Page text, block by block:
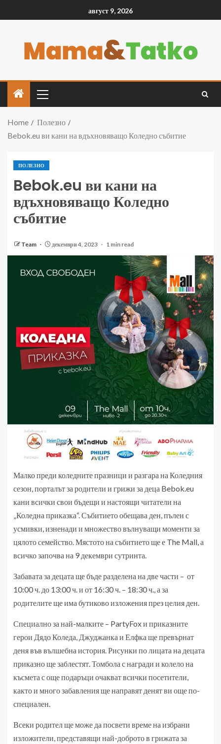
август 9, 2026
Home
Полезно
Bebok.eu ви кани на вдъхновяващо Коледно събитие
ПОЛЕЗНО
Bebok.eu ви кани на
вдъхновяващо Коледно
събитие
Team декември 4, 2023 1 min read
Малко преди коледните празници и разгара на Коледния
сезон, порталът за родители и грижи за деца Bebok.eu
кани всички свои бъдещи и настоящи читатели на
„Коледна приказка“. Събитието обещава ден, пълен с
усмивки, изненади и множество вълнуващи моменти за
цялото семейство. Мястото на събитието ще е The Mall, а
всичко започва на 9 декември сутринта.
Забавата за децата ще бъде разделена на две части – от
10:00 ч. до 13:00 ч. и от 16:30 ч. – 18:30 ч., а за
родителите ще има бутиково изложения през целия ден.
Специално за най-малките – PartyFox и приказните
герои Дядо Коледа, Джуджанка и Елфка ще превърнат
деня във вълшебна история. Рисунки по лицата на децата
приказно ще заблестят. Томбола с награди и колело на
късмета с още подаръци очакват всички посетители,
както и много забавления ще направят денят ви още по-
специален.
Всеки родител ще може да посвети време на избрани
изложители, представящи най-доброто в грижата за